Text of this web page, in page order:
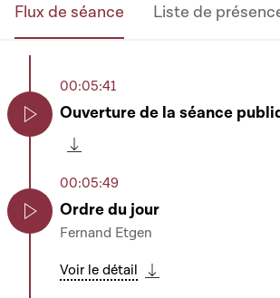
Flux de séance Liste de
00:05:41
Ouverture de la séance
00:05:49
Ordre du jour
Fernand Etgen
Voir le détail